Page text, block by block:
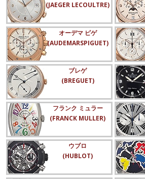
(JAEGER LECOULTRE)
オーデマ ピゲ
(AUDEMARSPIGUET)
ブレゲ
(BREGUET)
フランク ミュラー
(FRANCK MULLER)
ウブロ
(HUBLOT)